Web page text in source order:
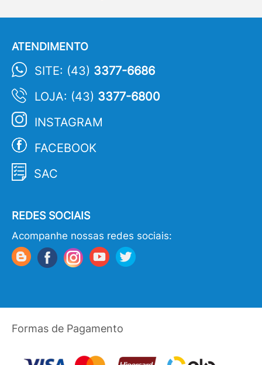
ATENDIMENTO
SITE: (43) 3377-6686
LOJA: (43) 3377-6800
INSTAGRAM
FACEBOOK
SAC
REDES SOCIAIS
Acompanhe nossas redes sociais:
Formas de Pagamento